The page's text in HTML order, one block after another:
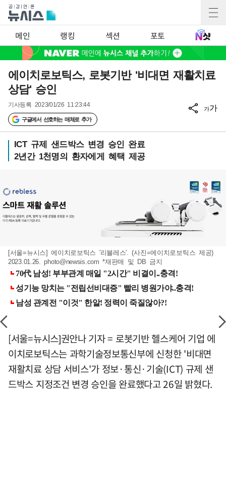
메인 랭킹 섹션 포토
에이치로보틱스, 로봇기반 '비대면 재활치료
상담' 승인
기사등록 2023/01/26 11:23:44
구글에서 선호하는 매체로 추가
가가
ICT 규제 샌드박스 변경 승인 완료
2년간 1천명의 환자에게 혜택 제공
[서울=뉴시스] 에이치로보틱스 '리블레스'. (사진=에이치로보틱스 제공)
2023.01.26.photo@newsis.com *재판매 및 DB 금지
[서울=뉴시스]권안나 기자 = 로봇기반 헬스케어 기업 에
이치로보틱스는 과학기술정보통신부에 신청한 '비대면
재활치료 상담 서비스'가 정보·통신·기술(ICT) 규제 샌
드박스 지정조건 변경 승인을 완료했다고 26일 밝혔다.